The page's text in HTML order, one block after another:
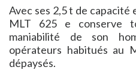
Avec ses 2,5 t de capacité
MLT 625 e conserve
maniabilité de son
opérateurs habitués au
dépaysés.